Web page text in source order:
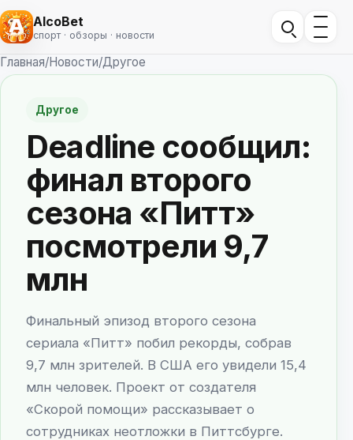
AlcoBet
спорт · обзоры · новости
Главная/Новости/Другое
Другое
Deadline сообщил:
финал второго
сезона «Питт»
посмотрели 9,7
млн
Финальный эпизод второго сезона
сериала «Питт» побил рекорды, собрав
9,7 млн зрителей. В США его увидели 15,4
млн человек. Проект от создателя
«Скорой помощи» рассказывает о
сотрудниках неотложки в Питтсбурге.